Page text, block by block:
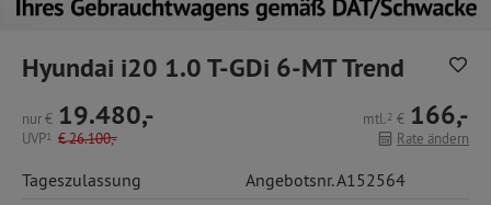
Hyundai i20 1.0 T-GDi 6-MT Trend
nur€ 19.480,-
UVP1 €26.100,-
mtl.2 € 166,-
Rate ändern
Tageszulassung
Angebotsnr. A152564